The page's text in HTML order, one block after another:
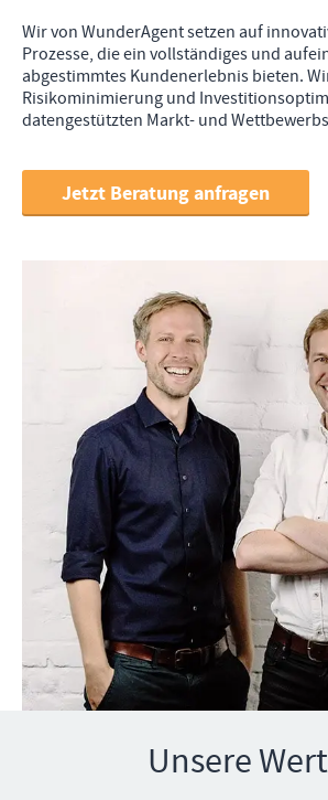
Wir von WunderAgent setzen auf
Prozesse, die ein vollständiges und
abgestimmtes Kundenerlebnis bieten.
Risikominimierung und
datengestützten Markt- und
Jetzt Beratung anfragen
Unsere